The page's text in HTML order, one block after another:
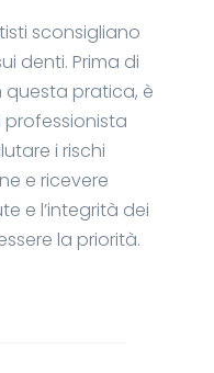
sconsigliano
denti. Prima di
pratica, è
i rischi
e ricevere
e l’integrità dei
la priorità.